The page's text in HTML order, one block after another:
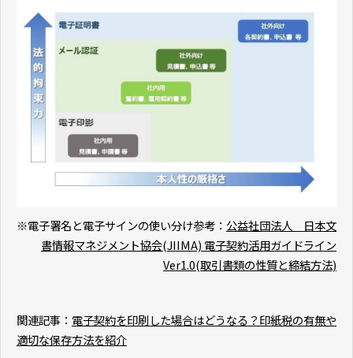
※電子署名と電子サインの使い分け参考： 公益社団法人 日本文
書情報マネジメント協会(JIIMA) 電子契約活用ガイドライン
Ver1.0(取引書類の性質と締結方法)
関連記事： 電子契約を印刷した場合はどうなる？印紙税の有無や
適切な保存方法を紹介